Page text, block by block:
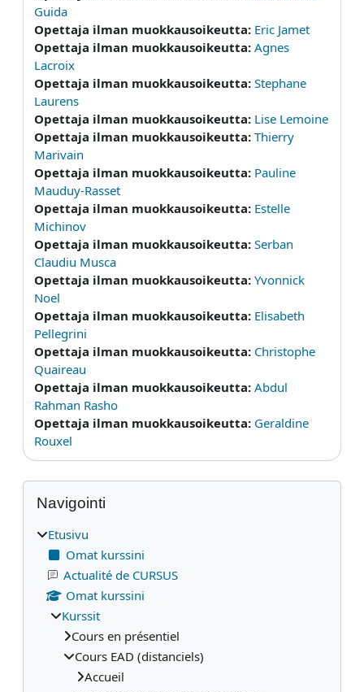
Guida
Opettaja ilman muokkausoikeutta: Eric Jamet
Opettaja ilman muokkausoikeutta: Agnes
Lacroix
Opettaja ilman muokkausoikeutta: Stephane
Laurens
Opettaja ilman muokkausoikeutta: Lise Lemoine
Opettaja ilman muokkausoikeutta: Thierry
Marivain
Opettaja ilman muokkausoikeutta: Pauline
Mauduy-Rasset
Opettaja ilman muokkausoikeutta: Estelle
Michinov
Opettaja ilman muokkausoikeutta: Serban
Claudiu Musca
Opettaja ilman muokkausoikeutta: Yvonnick
Noel
Opettaja ilman muokkausoikeutta: Elisabeth
Pellegrini
Opettaja ilman muokkausoikeutta: Christophe
Quaireau
Opettaja ilman muokkausoikeutta: Abdul
Rahman Rasho
Opettaja ilman muokkausoikeutta: Geraldine
Rouxel
Lohkot
Ohita Navigointi
Navigointi
Etusivu
Omat kurssini
Actualité de CURSUS
Omat kurssini
Kurssit
Cours en présentiel
Cours EAD (distanciels)
Accueil